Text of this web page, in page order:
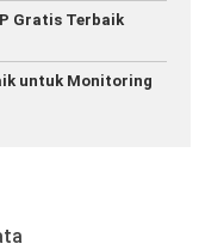
Gratis Terbaik
untuk Monitoring